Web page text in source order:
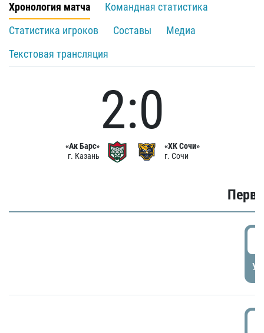
Хронология матча
Командная статистика
Статистика игроков
Составы
Медиа
Текстовая трансляция
«Ак Барс»
г. Казань
2:0
«ХК Сочи»
г. Сочи